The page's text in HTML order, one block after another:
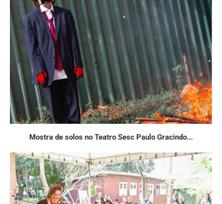
Mostra de solos no Teatro Sesc Paulo Gracindo...